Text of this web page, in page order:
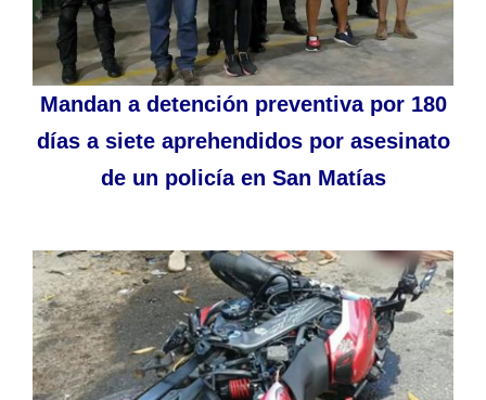
Mandan a detención preventiva por 180
días a siete aprehendidos por asesinato
de un policía en San Matías